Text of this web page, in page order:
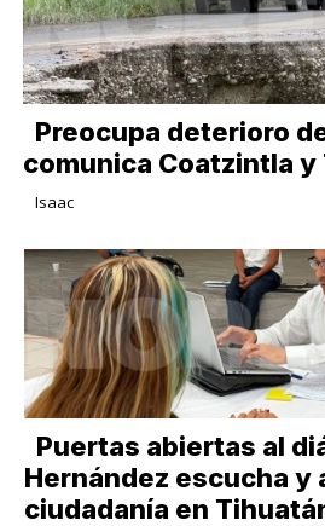
Preocupa deterioro
comunica Coatzintla y
Isaac
Puertas abiertas al
Hernández escucha y
ciudadanía en